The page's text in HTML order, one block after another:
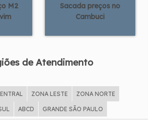
M2
Sacada preços no
Cambuci
de Atendimento
ZONA LESTE ZONA NORTE
ABCD GRANDE SÃO PAULO